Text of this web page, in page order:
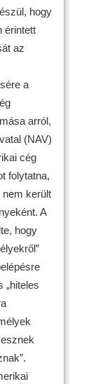
hogy
érintett
az
a
arról,
(NAV)
cég
folytatna,
került
A
hogy
„hiteles